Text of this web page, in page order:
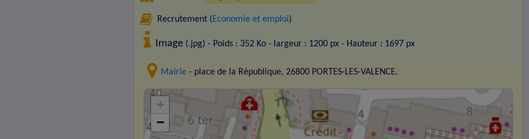
Recrutement (Economie et emploi)
Image (.jpg) - Poids : 352 Ko - largeur : 1200 px - Hauteur : 1697 px
Mairie - place de la République, 26800 PORTES-LES-VALENCE.
+
−